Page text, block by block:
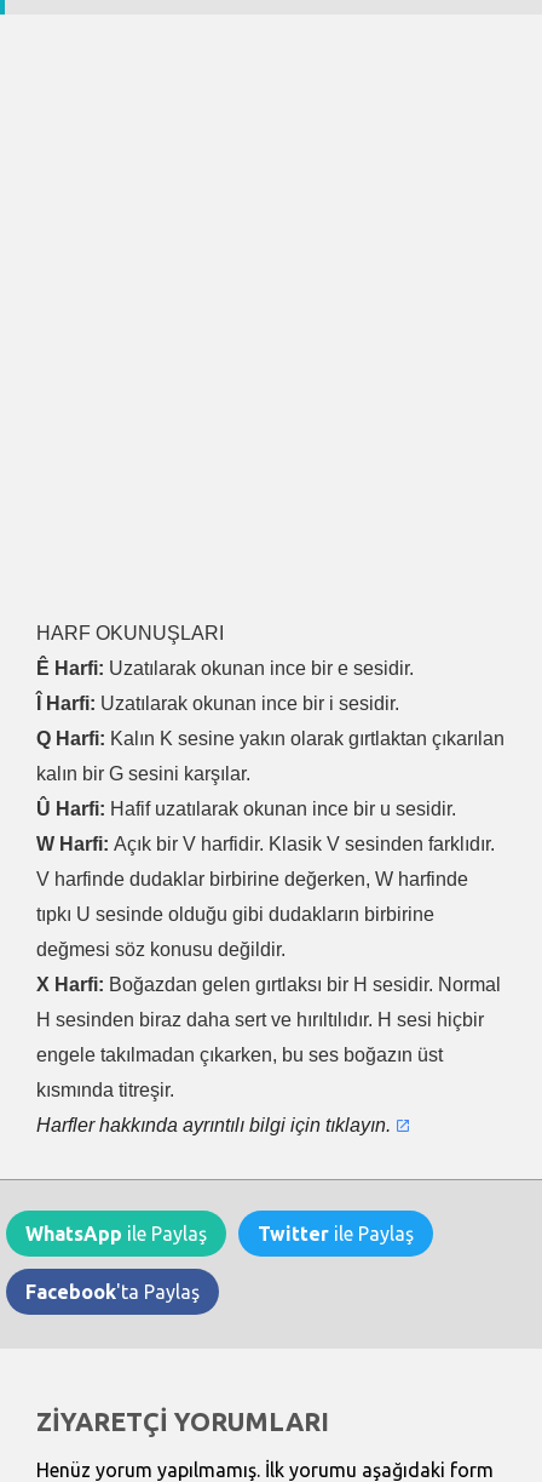
HARF OKUNUŞLARI
Ê Harfi: Uzatılarak okunan ince bir e sesidir.
Î Harfi: Uzatılarak okunan ince bir i sesidir.
Q Harfi: Kalın K sesine yakın olarak gırtlaktan çıkarılan
kalın bir G sesini karşılar.
Û Harfi: Hafif uzatılarak okunan ince bir u sesidir.
W Harfi: Açık bir V harfidir. Klasik V sesinden farklıdır.
V harfinde dudaklar birbirine değerken, W harfinde
tıpkı U sesinde olduğu gibi dudakların birbirine
değmesi söz konusu değildir.
X Harfi: Boğazdan gelen gırtlaksı bir H sesidir. Normal
H sesinden biraz daha sert ve hırıltılıdır. H sesi hiçbir
engele takılmadan çıkarken, bu ses boğazın üst
kısmında titreşir.
Harfler hakkında ayrıntılı bilgi için tıklayın.
WhatsApp ile Paylaş Twitter ile Paylaş
Facebook'ta Paylaş
ZİYARETÇİ YORUMLARI
Henüz yorum yapılmamış. İlk yorumu aşağıdaki form